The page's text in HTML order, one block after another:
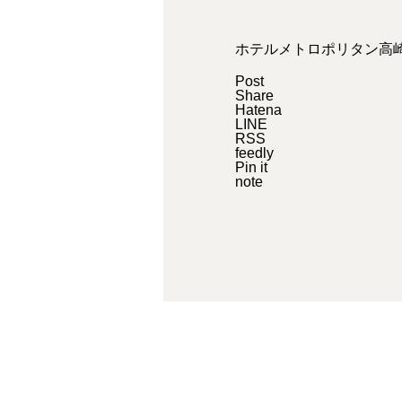
ホテルメトロポリタン高
Post
Share
Hatena
LINE
RSS
feedly
Pin it
note